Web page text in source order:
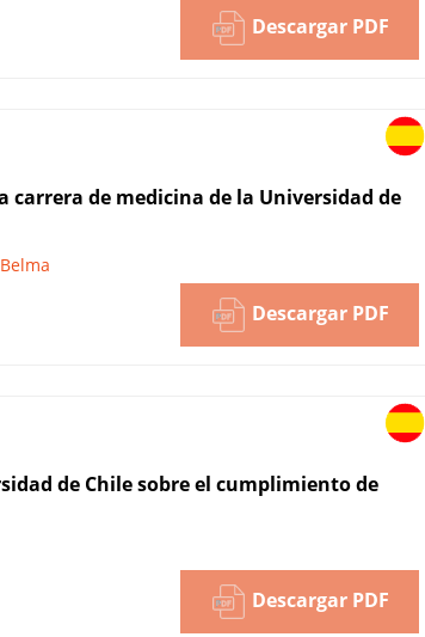
Descargar PDF
carrera de medicina de la Universidad de
Descargar PDF
de Chile sobre el cumplimiento de
Descargar PDF